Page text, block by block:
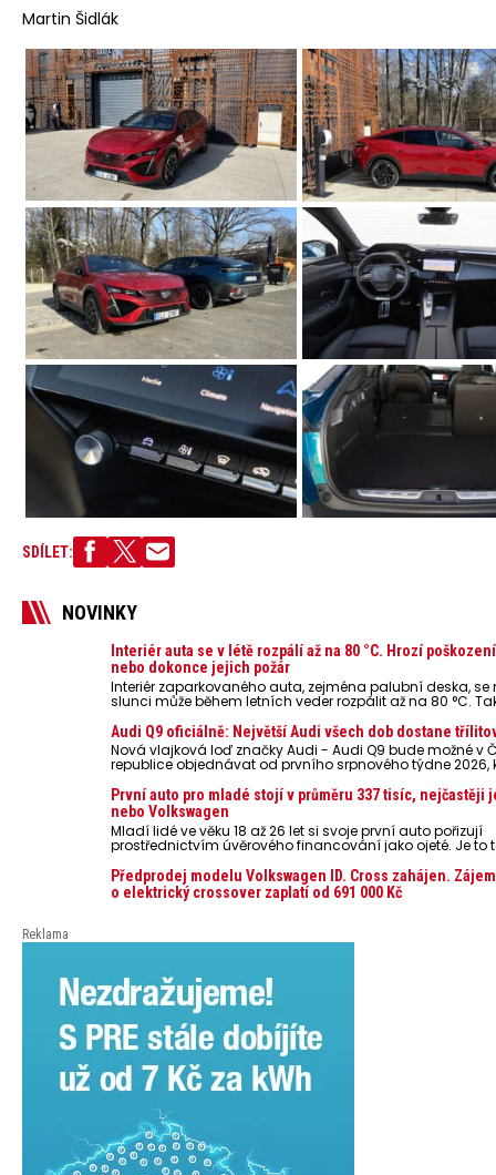
Martin Šidlák
SDÍLET:
NOVINKY
Interiér auta se v létě rozpálí až na 80 °C. Hrozí
nebo dokonce jejich požár
Interiér zaparkovaného auta, zejména palubní deska,
slunci může během letních veder rozpálit až na 80 °C.
nebo notebooky. Můžou urychlit stárnutí baterií, poškodit
ve výjimečných případech i zvýšit riziko požáru.
Audi Q9 oficiálně: Největší Audi všech dob dostane
Nová vlajková loď značky Audi - Audi Q9 bude možné v
republice objednávat od prvního srpnového týdne 2026,
První auto pro mladé stojí v průměru 337 tisíc, nejčastěji
nebo Volkswagen
Mladí lidé ve věku 18 až 26 let si svoje první auto pořizují
prostřednictvím úvěrového financování jako ojeté. Je to
dosahuje 337 tisíc korun a průměrná financovaná
251 tisíc korun. Vyplývá to z dat Leasingu České
posledních 10 let (2016–2026).
Předprodej modelu Volkswagen ID. Cross zahájen.
o elektrický crossover zaplatí od 691 000 Kč
Reklama